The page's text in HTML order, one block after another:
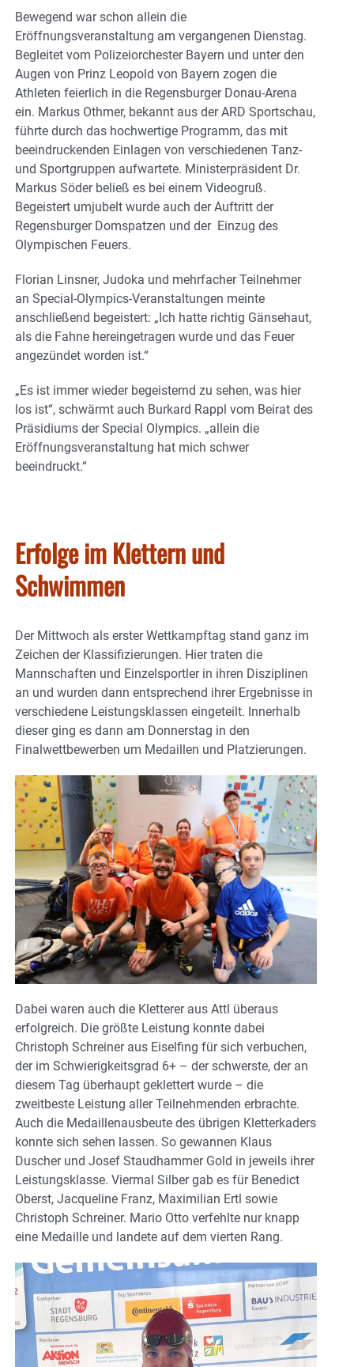
Bewegend war schon allein die
Eröffnungsveranstaltung am vergangenen Dienstag.
Begleitet vom Polizeiorchester Bayern und unter den
Augen von Prinz Leopold von Bayern zogen die
Athleten feierlich in die Regensburger Donau-Arena
ein. Markus Othmer, bekannt aus der ARD Sportschau,
führte durch das hochwertige Programm, das mit
beeindruckenden Einlagen von verschiedenen Tanz-
und Sportgruppen aufwartete. Ministerpräsident Dr.
Markus Söder beließ es bei einem Videogruß.
Begeistert umjubelt wurde auch der Auftritt der
Regensburger Domspatzen und der Einzug des
Olympischen Feuers.
Florian Linsner, Judoka und mehrfacher Teilnehmer
an Special-Olympics-Veranstaltungen meinte
anschließend begeistert: „Ich hatte richtig Gänsehaut,
als die Fahne hereingetragen wurde und das Feuer
angezündet worden ist.“
„Es ist immer wieder begeisternd zu sehen, was hier
los ist“, schwärmt auch Burkard Rappl vom Beirat des
Präsidiums der Special Olympics. „allein die
Eröffnungsveranstaltung hat mich schwer
beeindruckt.“
Erfolge im Klettern und
Schwimmen
Der Mittwoch als erster Wettkampftag stand ganz im
Zeichen der Klassifizierungen. Hier traten die
Mannschaften und Einzelsportler in ihren Disziplinen
an und wurden dann entsprechend ihrer Ergebnisse in
verschiedene Leistungsklassen eingeteilt. Innerhalb
dieser ging es dann am Donnerstag in den
Finalwettbewerben um Medaillen und Platzierungen.
Dabei waren auch die Kletterer aus Attl überaus
erfolgreich. Die größte Leistung konnte dabei
Christoph Schreiner aus Eiselfing für sich verbuchen,
der im Schwierigkeitsgrad 6+ – der schwerste, der an
diesem Tag überhaupt geklettert wurde – die
zweitbeste Leistung aller Teilnehmenden erbrachte.
Auch die Medaillenausbeute des übrigen Kletterkaders
konnte sich sehen lassen. So gewannen Klaus
Duscher und Josef Staudhammer Gold in jeweils ihrer
Leistungsklasse. Viermal Silber gab es für Benedict
Oberst, Jacqueline Franz, Maximilian Ertl sowie
Christoph Schreiner. Mario Otto verfehlte nur knapp
eine Medaille und landete auf dem vierten Rang.